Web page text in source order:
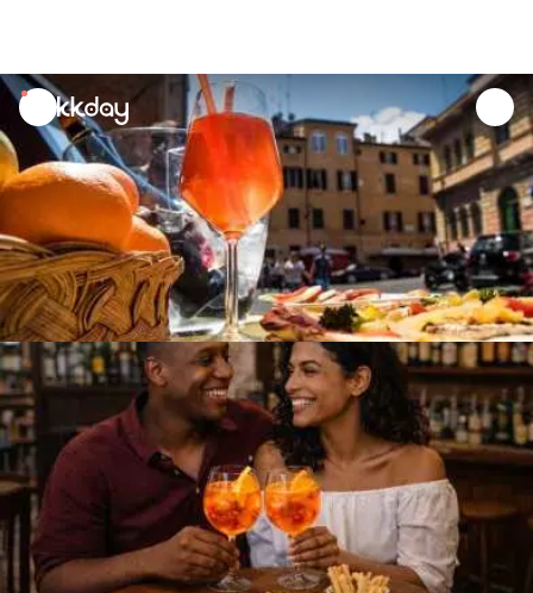
unread
notifications